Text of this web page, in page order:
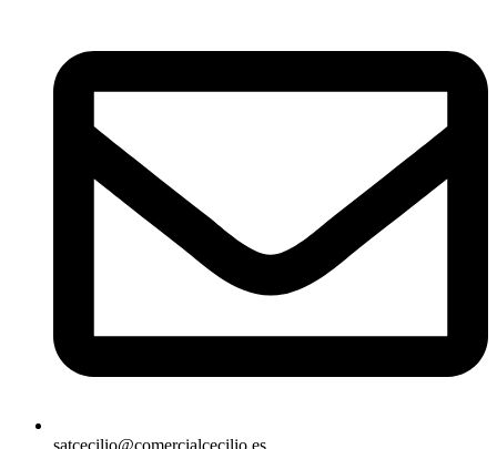
satcecilio@comercialcecilio.es